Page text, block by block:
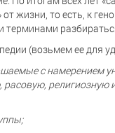
жизни, то есть, к
терминами
(возьмем ее для
с намерением
расовую,